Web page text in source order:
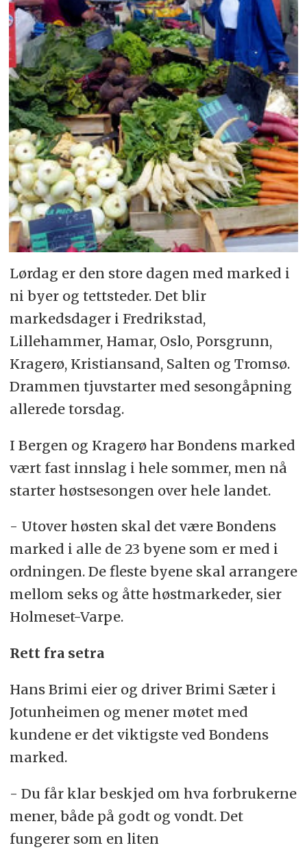
Lørdag er den store dagen med marked i
ni byer og tettsteder. Det blir
markedsdager i Fredrikstad,
Lillehammer, Hamar, Oslo, Porsgrunn,
Kragerø, Kristiansand, Salten og Tromsø.
Drammen tjuvstarter med sesongåpning
allerede torsdag.
I Bergen og Kragerø har Bondens marked
vært fast innslag i hele sommer, men nå
starter høstsesongen over hele landet.
- Utover høsten skal det være Bondens
marked i alle de 23 byene som er med i
ordningen. De fleste byene skal arrangere
mellom seks og åtte høstmarkeder, sier
Holmeset-Varpe.
Rett fra setra
Hans Brimi eier og driver Brimi Sæter i
Jotunheimen og mener møtet med
kundene er det viktigste ved Bondens
marked.
- Du får klar beskjed om hva forbrukerne
mener, både på godt og vondt. Det
fungerer som en liten